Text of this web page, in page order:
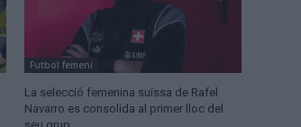
Futbol femení
La selecció femenina suïssa de Rafel
Navarro es consolida al primer lloc del